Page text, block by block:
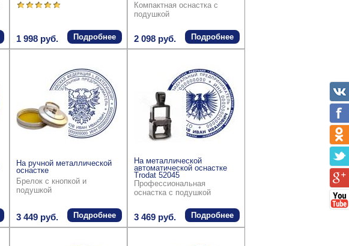
1 998 руб. Подробнее
Компактная оснастка с
подушкой
2 098 руб. Подробнее
На ручной металлической
оснастке
Брелок с кнопкой и
подушкой
3 449 руб. Подробнее
На металлической
автоматической оснастке
Trodat 52045
Профессиональная
оснастка с подушкой
3 469 руб. Подробнее